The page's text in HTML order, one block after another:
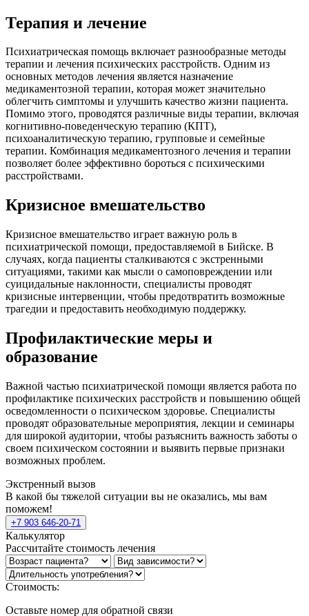
Терапия и лечение
Психиатрическая помощь включает разнообразные методы
терапии и лечения психических расстройств. Одним из
основных методов лечения является назначение
медикаментозной терапии, которая может значительно
облегчить симптомы и улучшить качество жизни пациента.
Помимо этого, проводятся различные виды терапии, включая
когнитивно-поведенческую терапию (КПТ),
психоаналитическую терапию, групповые и семейные
терапии. Комбинация медикаментозного лечения и терапии
позволяет более эффективно бороться с психическими
расстройствами.
Кризисное вмешательство
Кризисное вмешательство играет важную роль в
психиатрической помощи, предоставляемой в Бийске. В
случаях, когда пациенты сталкиваются с экстренными
ситуациями, такими как мысли о самоповреждении или
суицидальные наклонности, специалисты проводят
кризисные интервенции, чтобы предотвратить возможные
трагедии и предоставить необходимую поддержку.
Профилактические меры и
образование
Важной частью психиатрической помощи является работа по
профилактике психических расстройств и повышению общей
осведомленности о психическом здоровье. Специалисты
проводят образовательные мероприятия, лекции и семинары
для широкой аудитории, чтобы разъяснить важность заботы о
своем психическом состоянии и выявить первые признаки
возможных проблем.
Экстренный вызов
В какой бы тяжелой ситуации вы не оказались, мы вам
поможем!
+7 903 646-20-71
Калькулятор
Рассчитайте стоимость лечения
Стоимость:
Оставьте номер для обратной связи